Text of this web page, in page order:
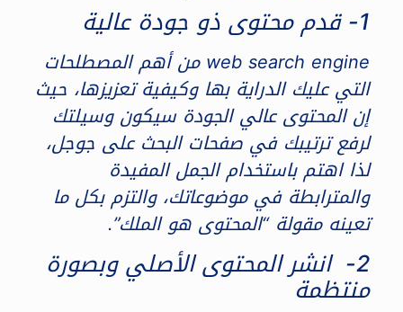
1- قدم محتوى ذو جودة عالية
web search engine من أهم المصطلحات
التي عليك الدراية بها وكيفية تعزيزها، حيث
إن المحتوى عالي الجودة سيكون وسيلتك
لرفع ترتيبك في صفحات البحث على جوجل،
لذا اهتم باستخدام الجمل المفيدة
والمترابطة في موضوعاتك، والتزم بكل ما
تعينه مقولة “المحتوى هو الملك”.
2- انشر المحتوى الأصلي وبصورة
منتظمة